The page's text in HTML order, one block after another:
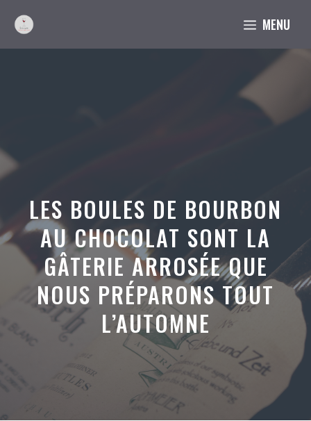
contenu
MENU
LES BOULES DE BOURBON
AU CHOCOLAT SONT LA
GÂTERIE ARROSÉE QUE
NOUS PRÉPARONS TOUT
L’AUTOMNE